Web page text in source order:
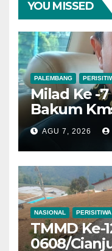
YOU MISSED
PALEMBANG
Milad Ke -
Bakum
Hukum
Nasional
AGU 7, 2026
NASIONAL PERISITIWA
TMMD Ke-
0608/